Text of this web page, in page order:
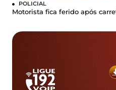
POLICIAL
Motorista fica ferido após